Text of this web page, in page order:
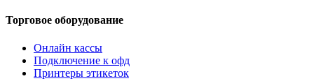
Торговое оборудование
Онлайн кассы
Подключение к офд
Принтеры этикеток